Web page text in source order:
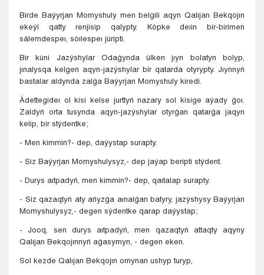
Birde Baýyrjan Momyshuly men belgili aqyn Qalıjan Bekqojın
ekeýi qatty renjisip qalypty. Kópke deıin bir-birimen
sálemdespeı, sóılespeı júripti.
Bir kúni Jazýshylar Odaǵynda úlken jıyn bolatyn bolyp,
jınalysqa kelgen aqyn-jazýshylar bir qatarda otyrypty. Jıynnyń
bastalar aldynda zalǵa Baýyrjan Momyshuly kiredi.
Ádettegideı ol kisi kelse jurttyń nazary sol kisige aýady ǵoı.
Zaldyń orta tusynda aqyn-jazýshylar otyrǵan qatarǵa jaqyn
kelip, bir stýdentke;
- Men kimmin?- dep, daýystap surapty.
- Siz Baýyrjan Momyshulysyz,- dep jaýap beripti stýdent.
- Durys aıtpadyń, men kimmin?- dep, qaıtalap surapty.
- Siz qazaqtyń aty ańyzǵa aınalǵan batyry, jazýshysy Baýyrjan
Momyshulysyz,- degen sýdentke qarap daýystap;
- Jooq, sen durys aıtpadyń, men qazaqtyń attaqty aqyny
Qalıjan Bekqojınnyń aǵasymyn, - degen eken.
Sol kezde Qalıjan Bekqojın ornynan ushyp turyp,